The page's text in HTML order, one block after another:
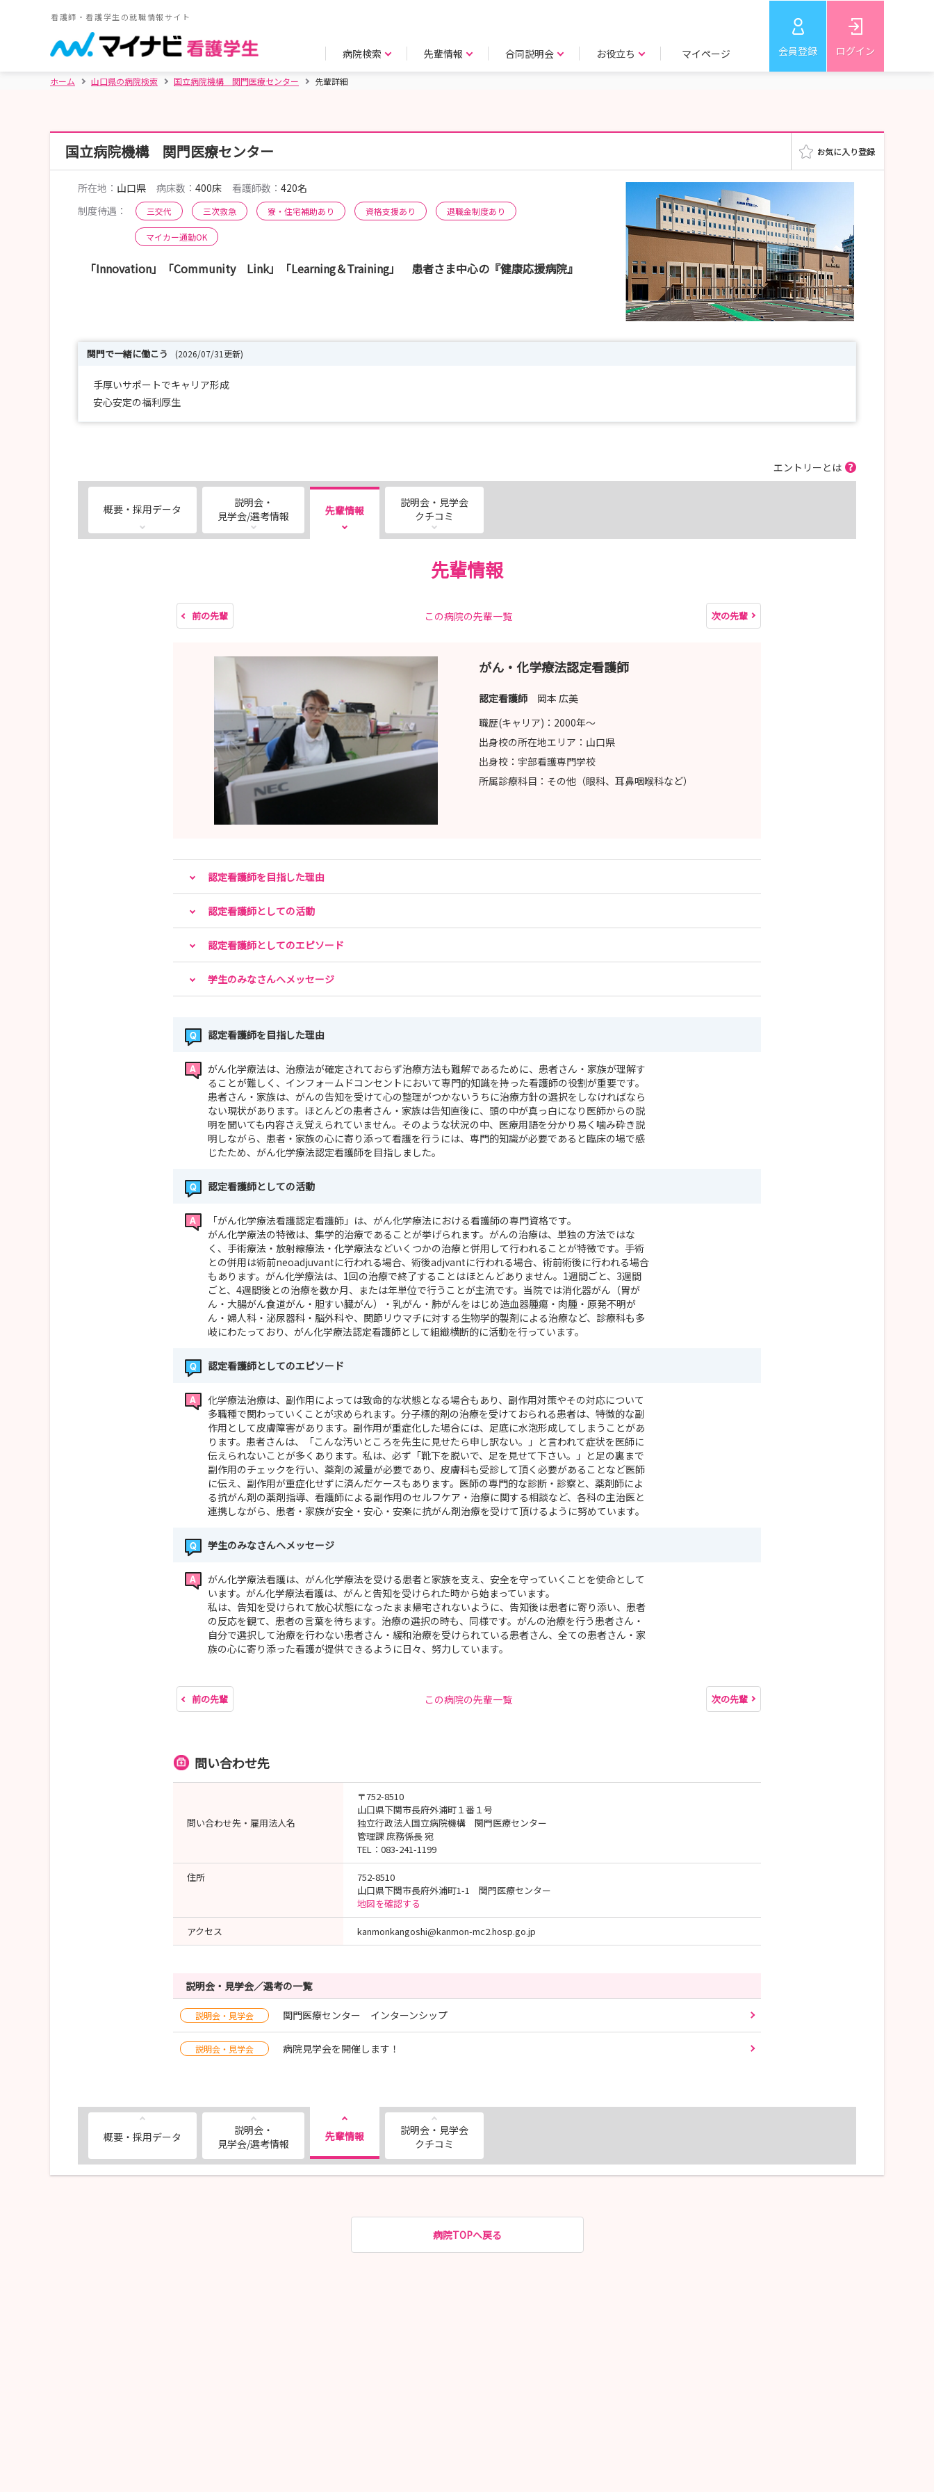
看護師・看護学生の就職情報サイト
病院検索 先輩情報 合同説明会 お役立ち マイページ 会員登録 ログイン
ホーム 山口県の病院検索 国立病院機構 関門医療センター 先輩詳細
国立病院機構 関門医療センター
所在地： 山口県 病床数： 400床 看護師数： 420名
制度待遇：
三交代 三次救急 寮・住宅補助あり 資格支援あり 退職金制度あり
マイカー通勤OK
「Innovation」「Community Link」「Learning＆Training」 患者さま中心の『健康応援病院』
関門で一緒に働こう (2026/07/31更新)
手厚いサポートでキャリア形成
安心安定の福利厚生
エントリーとは
概要・採用データ
説明会・
見学会/選考情報
先輩情報
説明会・見学会
クチコミ
先輩情報
前の先輩 この病院の先輩一覧 次の先輩
がん・化学療法認定看護師
認定看護師 岡本 広美
職歴(キャリア)： 2000年〜
出身校の所在地エリア： 山口県
出身校： 宇部看護専門学校
所属診療科目： その他（眼科、耳鼻咽喉科など）
認定看護師を目指した理由
認定看護師としての活動
認定看護師としてのエピソード
学生のみなさんへメッセージ
認定看護師を目指した理由
がん化学療法は、治療法が確定されておらず治療方法も難解であるために、患者さん・家族が理解す
ることが難しく、インフォームドコンセントにおいて専門的知識を持った看護師の役割が重要です。
患者さん・家族は、がんの告知を受けて心の整理がつかないうちに治療方針の選択をしなければなら
ない現状があります。ほとんどの患者さん・家族は告知直後に、頭の中が真っ白になり医師からの説
明を聞いても内容さえ覚えられていません。そのような状況の中、医療用語を分かり易く噛み砕き説
明しながら、患者・家族の心に寄り添って看護を行うには、専門的知識が必要であると臨床の場で感
じたため、がん化学療法認定看護師を目指しました。
認定看護師としての活動
「がん化学療法看護認定看護師」は、がん化学療法における看護師の専門資格です。
がん化学療法の特徴は、集学的治療であることが挙げられます。がんの治療は、単独の方法ではな
く、手術療法・放射線療法・化学療法などいくつかの治療と併用して行われることが特徴です。手術
との併用は術前neoadjuvantに行われる場合、術後adjvantに行われる場合、術前術後に行われる場合
もあります。がん化学療法は、1回の治療で終了することはほとんどありません。1週間ごと、3週間
ごと、4週間後との治療を数か月、または年単位で行うことが主流です。当院では消化器がん（胃が
ん・大腸がん食道がん・胆すい臓がん）・乳がん・肺がんをはじめ造血器腫瘍・肉腫・原発不明が
ん・婦人科・泌尿器科・脳外科や、関節リウマチに対する生物学的製剤による治療など、診療科も多
岐にわたっており、がん化学療法認定看護師として組織横断的に活動を行っています。
認定看護師としてのエピソード
化学療法治療は、副作用によっては致命的な状態となる場合もあり、副作用対策やその対応について
多職種で関わっていくことが求められます。分子標的剤の治療を受けておられる患者は、特徴的な副
作用として皮膚障害があります。副作用が重症化した場合には、足底に水泡形成してしまうことがあ
ります。患者さんは、「こんな汚いところを先生に見せたら申し訳ない。」と言われて症状を医師に
伝えられないことが多くあります。私は、必ず「靴下を脱いで、足を見せて下さい。」と足の裏まで
副作用のチェックを行い、薬剤の減量が必要であり、皮膚科も受診して頂く必要があることなど医師
に伝え、副作用が重症化せずに済んだケースもあります。医師の専門的な診断・診察と、薬剤師によ
る抗がん剤の薬剤指導、看護師による副作用のセルフケア・治療に関する相談など、各科の主治医と
連携しながら、患者・家族が安全・安心・安楽に抗がん剤治療を受けて頂けるように努めています。
学生のみなさんへメッセージ
がん化学療法看護は、がん化学療法を受ける患者と家族を支え、安全を守っていくことを使命として
います。がん化学療法看護は、がんと告知を受けられた時から始まっています。
私は、告知を受けられて放心状態になったまま帰宅されないように、告知後は患者に寄り添い、患者
の反応を観て、患者の言葉を待ちます。治療の選択の時も、同様です。がんの治療を行う患者さん・
自分で選択して治療を行わない患者さん・緩和治療を受けられている患者さん、全ての患者さん・家
族の心に寄り添った看護が提供できるように日々、努力しています。
前の先輩 この病院の先輩一覧 次の先輩
問い合わせ先
問い合わせ先・雇用法人名
〒752-8510
山口県下関市長府外浦町１番１号
独立行政法人国立病院機構 関門医療センター
管理課 庶務係長 宛
TEL：083-241-1199
住所
752-8510
山口県下関市長府外浦町1-1 関門医療センター
地図を確認する
アクセス kanmonkangoshi@kanmon-mc2.hosp.go.jp
説明会・見学会／選考の一覧
説明会・見学会 関門医療センター インターンシップ
説明会・見学会 病院見学会を開催します！
概要・採用データ
説明会・
見学会/選考情報
先輩情報
説明会・見学会
クチコミ
病院TOPへ戻る